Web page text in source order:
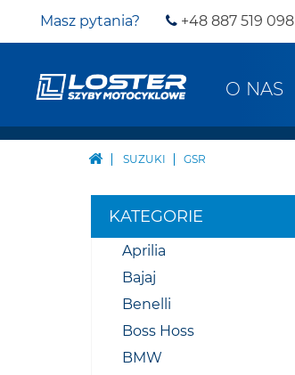
Masz pytania? +48 887 519 098
O NAS
SUZUKI GSR
KATEGORIE
Aprilia
Bajaj
Benelli
Boss Hoss
BMW